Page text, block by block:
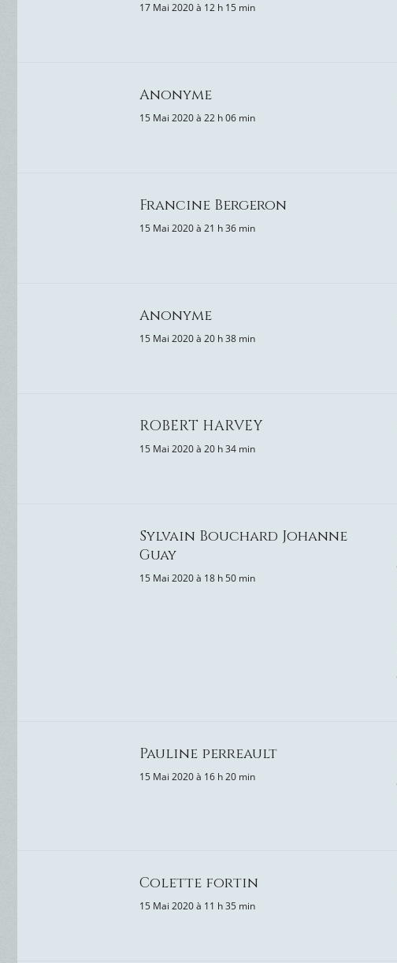
17 Mai 2020 à 12 h 15 min
Anonyme
15 Mai 2020 à 22 h 06 min
Francine Bergeron
15 Mai 2020 à 21 h 36 min
Anonyme
15 Mai 2020 à 20 h 38 min
ROBERT HARVEY
15 Mai 2020 à 20 h 34 min
Sylvain Bouchard Johanne
Guay
15 Mai 2020 à 18 h 50 min
Pauline perreault
15 Mai 2020 à 16 h 20 min
Colette fortin
15 Mai 2020 à 11 h 35 min